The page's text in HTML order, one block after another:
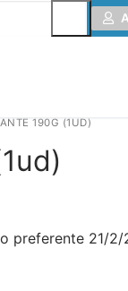
190G (1UD)
preferente 21/2/